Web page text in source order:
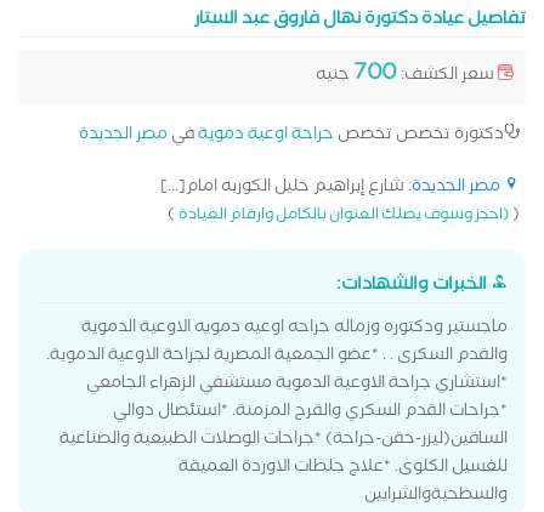
تفاصيل عيادة دكتورة نهال فاروق عبد الستار
سعر الكشف:700 جنيه
دكتورة تخصص تخصص جراحة اوعية دمويةفي مصر الجديدة
مصر الجديدة: شارع إبراهيم خليل الكوربه امام[...]
((احجز وسوف يصلك العنوان بالكامل وارقام العيادة)
الخبرات والشهادات:
ماجستير ودكتوره وزماله جراحه اوعيه دمويه الاوعية الدموية
والقدم السكرى . . *عضو الجمعية المصرية لجراحة الاوعية الدموية.
*استشاري جراحة الاوعية الدموية مستشفي الزهراء الجامعي
*جراحات القدم السكري والقرح المزمنة. *استئصال دوالي
الساقين(ليزر-حقن-جراحة) *جراحات الوصلات الطبيعية والصناعية
للغسيل الكلوى. *علاج جلطات الاوردة العميقة
والسطحيةوالشرايين